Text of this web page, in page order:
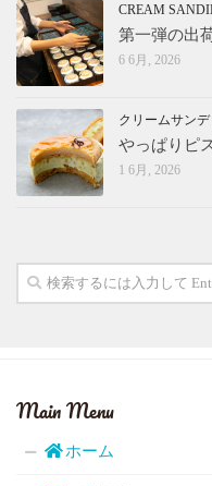
CREAM
第一弾の出
6 6月, 2026
クリームサン
やっぱりピ
1 6月, 2026
Main Menu
ホーム